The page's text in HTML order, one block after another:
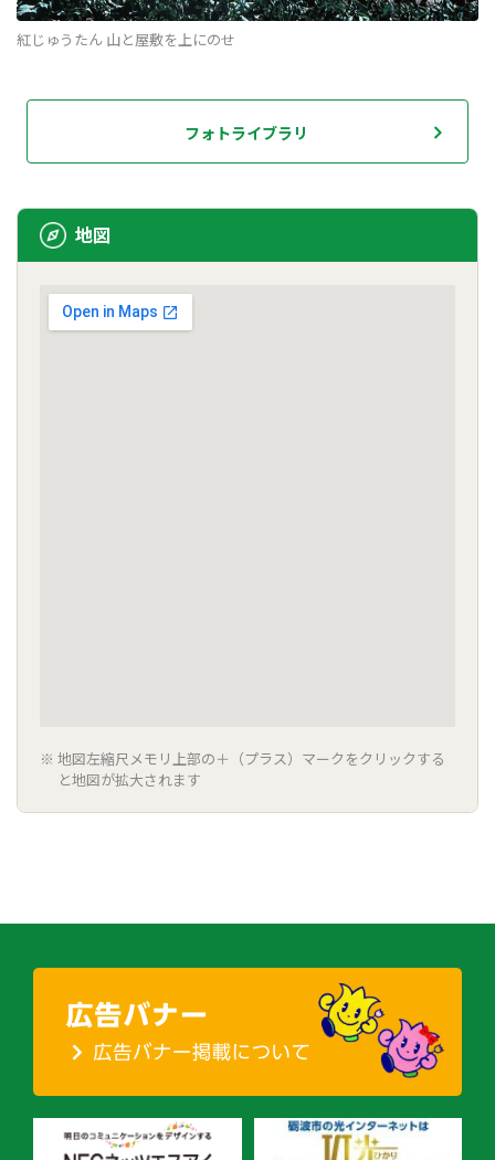
紅じゅうたん 山と屋敷を上にのせ
フォトライブラリ
地図
地図左縮尺メモリ上部の＋（プラス）マークをクリックする
と地図が拡大されます